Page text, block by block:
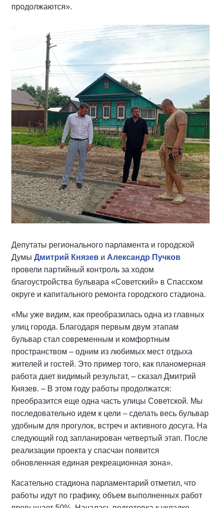
продолжаются».
Депутаты регионального парламента и городской
Думы Дмитрий Князев и Александр Пучков
провели партийный контроль за ходом
благоустройства бульвара «Советский» в Спасском
округе и капитального ремонта городского стадиона.
«Мы уже видим, как преобразилась одна из главных
улиц города. Благодаря первым двум этапам
бульвар стал современным и комфортным
пространством – одним из любимых мест отдыха
жителей и гостей. Это пример того, как планомерная
работа дает видимый результат, – сказал Дмитрий
Князев. – В этом году работы продолжатся:
преобразится еще одна часть улицы Советской. Мы
последовательно идем к цели – сделать весь бульвар
удобным для прогулок, встреч и активного досуга. На
следующий год запланирован четвертый этап. После
реализации проекта у спасчан появится
обновленная единая рекреационная зона».
Касательно стадиона парламентарий отметил, что
работы идут по графику, объем выполненных работ